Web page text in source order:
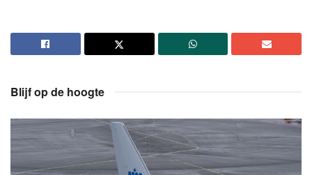
Blijf op de hoogte